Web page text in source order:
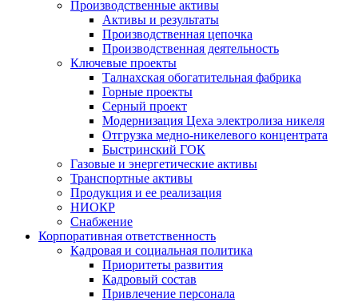
Производственные активы
Активы и результаты
Производственная цепочка
Производственная деятельность
Ключевые проекты
Талнахская обогатительная фабрика
Горные проекты
Серный проект
Модернизация Цеха электролиза никеля
Отгрузка медно-никелевого концентрата
Быстринский ГОК
Газовые и энергетические активы
Транспортные активы
Продукция и ее реализация
НИОКР
Снабжение
Корпоративная ответственность
Кадровая и социальная политика
Приоритеты развития
Кадровый состав
Привлечение персонала